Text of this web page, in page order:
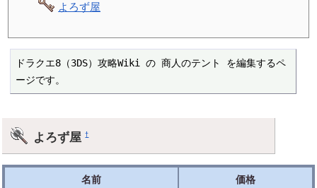
よろず屋
ドラクエ8（3DS）攻略Wiki の 商人のテント を編集するペ
ージです。
よろず屋†
名前 価格